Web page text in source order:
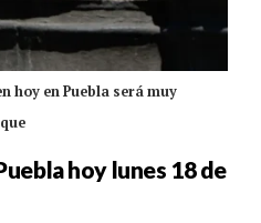
hoy en Puebla será muy
hoy lunes 18 de